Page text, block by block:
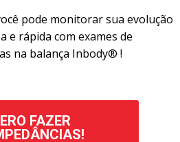
pode monitorar sua evolução
e rápida com exames de
na balança Inbody® !
FAZER